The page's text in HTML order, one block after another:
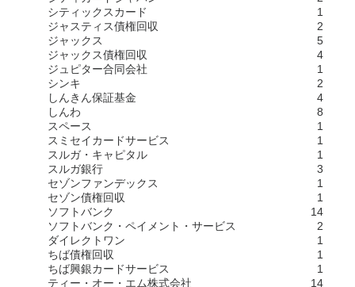
シティックスカード
1
ジャスティス債権回収
2
ジャックス
5
ジャックス債権回収
4
ジュピター合同会社
1
シンキ
2
しんきん保証基金
4
しんわ
8
スペース
1
スミセイカードサービス
1
スルガ・キャピタル
1
スルガ銀行
3
セゾンファンデックス
1
セゾン債権回収
1
ソフトバンク
14
ソフトバンク・ペイメント・サービス
2
ダイレクトワン
1
ちば債権回収
1
ちば興銀カードサービス
1
ティー・オー・エム株式会社
14